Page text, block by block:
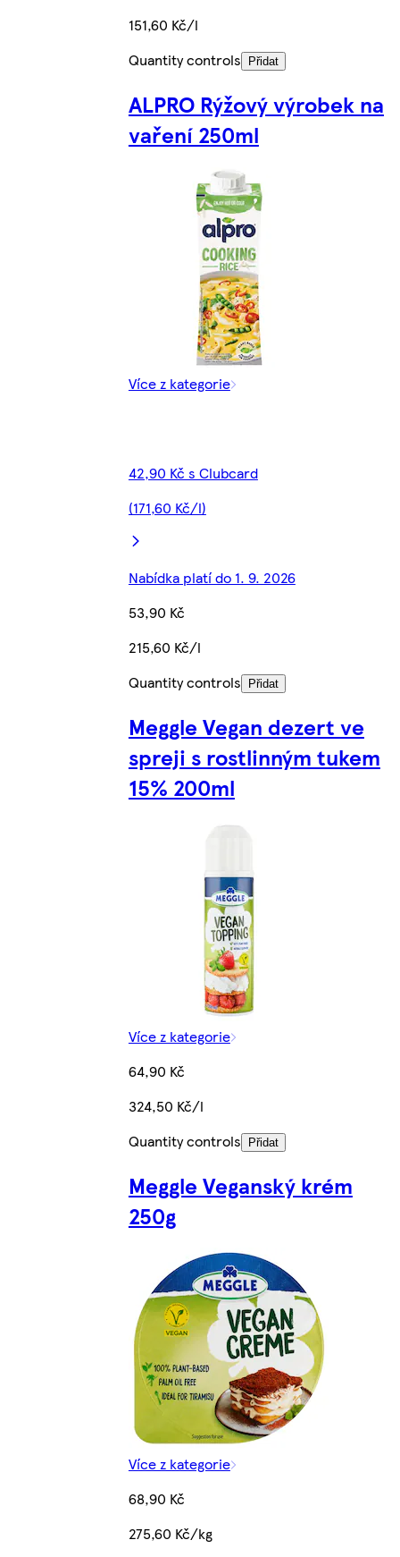
151,60 Kč/l
Quantity controls
Přidat
ALPRO Rýžový výrobek na
vaření 250ml
Více z kategorie
42,90 Kč s Clubcard
(171,60 Kč/l)
Nabídka platí do 1. 9. 2026
53,90 Kč
215,60 Kč/l
Quantity controls
Přidat
Meggle Vegan dezert ve
spreji s rostlinným tukem
15% 200ml
Více z kategorie
64,90 Kč
324,50 Kč/l
Quantity controls
Přidat
Meggle Veganský krém
250g
Více z kategorie
68,90 Kč
275,60 Kč/kg